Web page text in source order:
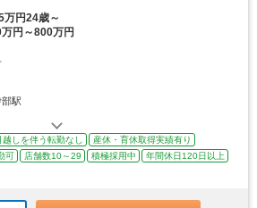
万円24歳～
万円～800万円
部駅
しを伴う転勤なし
産休・育休取得実績有り
可 店舗数10～29 積極採用中
年間休日120日以上